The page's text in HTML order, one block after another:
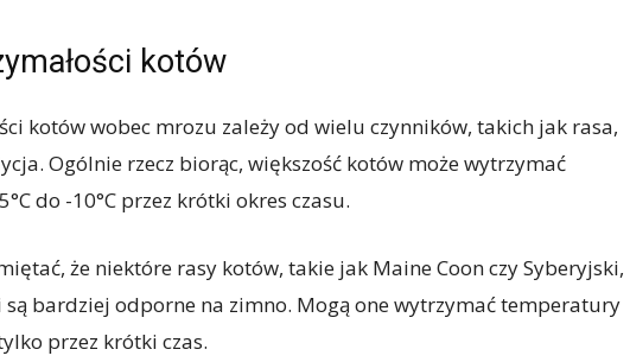
kotów
kotów wobec mrozu zależy od wielu czynników, takich jak rasa,
Ogólnie rzecz biorąc, większość kotów może wytrzymać
do -10°C przez krótki okres czasu.
że niektóre rasy kotów, takie jak Maine Coon czy Syberyjski,
bardziej odporne na zimno. Mogą one wytrzymać temperatury
przez krótki czas.